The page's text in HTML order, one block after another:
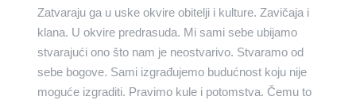
Zatvaraju ga u uske okvire obitelji i kulture. Zavičaja i
klana. U okvire predrasuda. Mi sami sebe ubijamo
stvarajući ono što nam je neostvarivo. Stvaramo od
sebe bogove. Sami izgrađujemo budućnost koju nije
moguće izgraditi. Pravimo kule i potomstva. Čemu to